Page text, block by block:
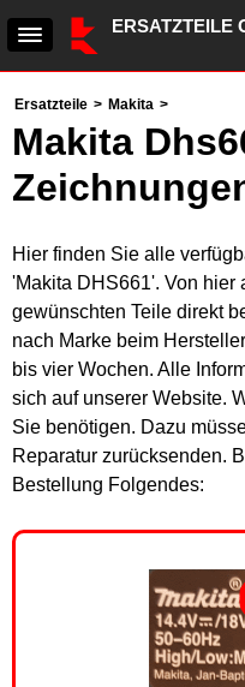
ERSATZTEILE
Ersatzteile > Makita >
Makita
Hier finden Sie alle
'Makita DHS661'. Von hier
gewünschten Teile direkt
nach Marke beim
bis vier Wochen. Alle
sich auf unserer Website.
Sie benötigen. Dazu
Reparatur zurücksenden.
Bestellung Folgendes: